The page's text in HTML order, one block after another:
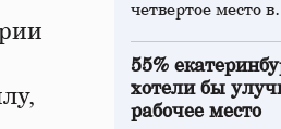
четвертое место
55%
хотели бы
рабочее место